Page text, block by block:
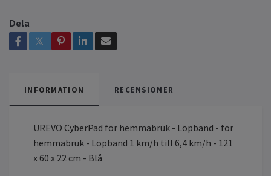
Dela
INFORMATION RECENSIONER
UREVO CyberPad för hemmabruk - Löpband - för
hemmabruk - Löpband 1 km/h till 6,4 km/h - 121
x 60 x 22 cm - Blå